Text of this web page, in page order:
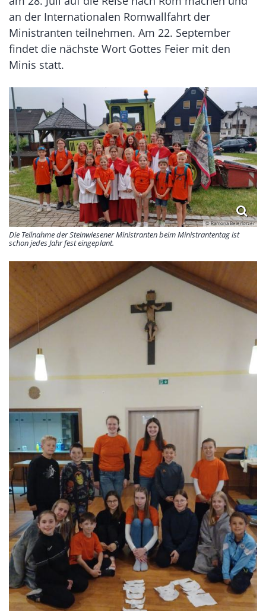
an der Internationalen Romwallfahrt der
Ministranten teilnehmen. Am 22. September
findet die nächste Wort Gottes Feier mit den
Minis statt.
© Ramona Beierlorzer
Die Teilnahme der Steinwiesener Ministranten beim Ministrantentag ist
schon jedes Jahr fest eingeplant.